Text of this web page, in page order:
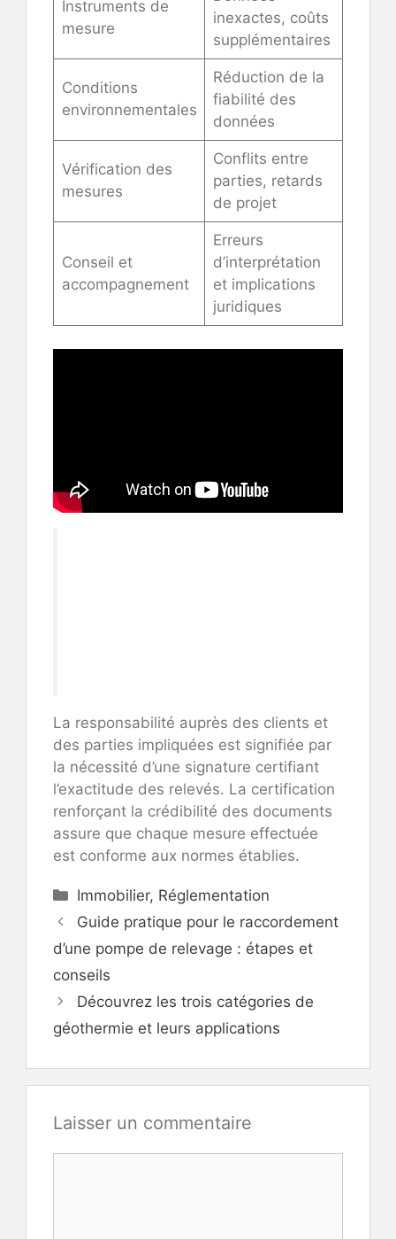
Instruments de
mesure
inexactes, coûts
supplémentaires
Conditions
environnementales
Réduction de la
fiabilité des
données
Vérification des
mesures
Conflits entre
parties, retards
de projet
Conseil et
accompagnement
Erreurs
d’interprétation
et implications
juridiques
La responsabilité auprès des clients et
des parties impliquées est signifiée par
la nécessité d’une signature certifiant
l’exactitude des relevés. La certification
renforçant la crédibilité des documents
assure que chaque mesure effectuée
est conforme aux normes établies.
Catégories
Immobilier, Réglementation
Guide pratique pour le raccordement
d’une pompe de relevage : étapes et
conseils
Découvrez les trois catégories de
géothermie et leurs applications
Laisser un commentaire